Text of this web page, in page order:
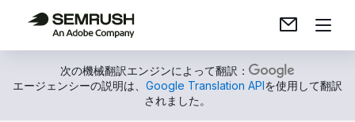
次の機械翻訳エンジンによって翻訳：
エージェンシーの説明は、 Google Translation APIを使用して翻訳
されました。